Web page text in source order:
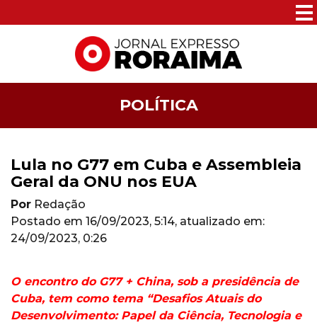
POLÍTICA
Lula no G77 em Cuba e Assembleia
Geral da ONU nos EUA
Por Redação
Postado em 16/09/2023, 5:14, atualizado em:
24/09/2023, 0:26
O encontro do G77 + China, sob a presidência de
Cuba, tem como tema “Desafios Atuais do
Desenvolvimento: Papel da Ciência, Tecnologia e